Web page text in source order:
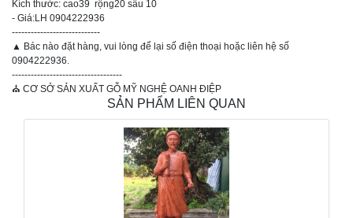
Kích thước: cao39 rộng20 sâu 10
- Giá:LH 0904222936
----------------------------
▲ Bác nào đặt hàng, vui lòng để lại số điện thoại hoặc liên hệ số
0904222936.
-----------------------------------
⛪ CƠ SỞ SẢN XUẤT GỖ MỸ NGHỆ OANH ĐIỆP
SẢN PHẨM LIÊN QUAN